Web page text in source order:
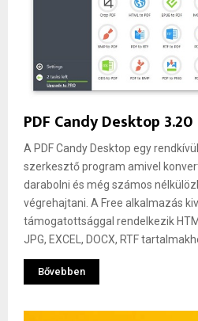
PDF Candy Desktop 3.20
A PDF Candy Desktop egy
szerkesztő program amivel
darabolni és még számos
végrehajtani. A Free alkalmazás
támogatottsággal rendelkezik
JPG, EXCEL, DOCX, RTF
Bővebben